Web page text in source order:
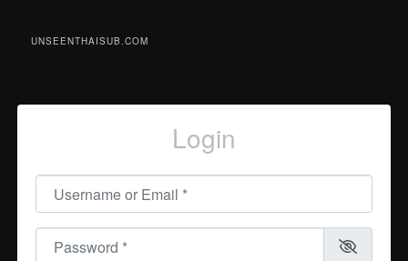
UNSEENTHAISUB.COM
Login
Username or Email
Password